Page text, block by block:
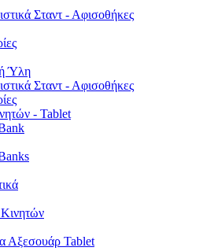
Σταντ - Αφισοθήκες
Ύλη
Σταντ - Αφισοθήκες
- Tablet
Αξεσουάρ Tablet